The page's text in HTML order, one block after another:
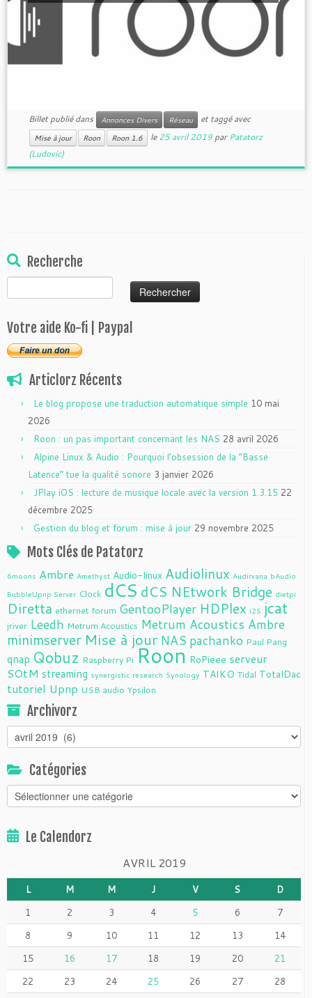
Billet publié dans Annonces Divers Réseau et taggé avec
Mise à jour Roon Roon 1.6 le25 avril 2019 parPatatorz
(Ludovic)
Recherche
Votre aide Ko-fi | Paypal
Articlorz Récents
Le blog propose une traduction automatique simple 10 mai
2026
Roon : un pas important concernant les NAS 28 avril 2026
Alpine Linux & Audio : Pourquoi l’obsession de la “Basse
Latence” tue la qualité sonore 3 janvier 2026
JPlay iOS : lecture de musique locale avec la version 1.3.15 22
décembre 2025
Gestion du blog et forum : mise à jour 29 novembre 2025
Mots Clés de Patatorz
6moons Ambre Amethyst Audio-linux Audiolinux Audirvana bAudio
BubbleUpnp Server Clock dCS dCS NEtwork Bridge dietpi
Diretta ethernet forum GentooPlayer HDPlex i2S jcat
jriver Leedh Metrum Acoustics Metrum Acoustics Ambre
minimserver Mise à jour NAS pachanko Paul Pang
qnap Qobuz Raspberry Pi Roon RoPieee serveur
SOtM streaming synergistic research Synology TAIKO Tidal TotalDac
tutoriel Upnp USB audio Ypsilon
Archivorz
Archivorz
Catégories
Catégories
Le Calendorz
AVRIL 2019
L M M J V S
D
1
2 3 4 5 6
7
8
9 10 11 12 13
14
15
16 17 18 19 20
21
22
23 24 25 26 27 28